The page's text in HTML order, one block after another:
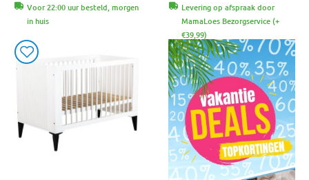
Voor 22:00 uur besteld, morgen
in huis
Levering op afspraak door
MamaLoes Bezorgservice (+
€39,99)